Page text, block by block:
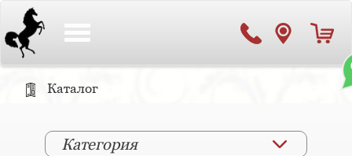
Каталог
Категория